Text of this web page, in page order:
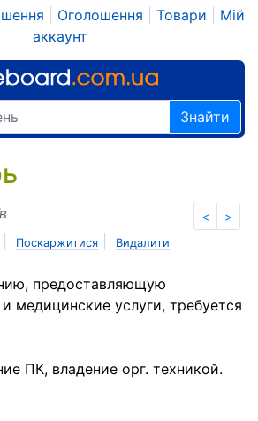
Оголошення Товари
Мій
аккаунт
Знайти
< >
Поскаржитися Видалити
предоставляющую
медицинские услуги, требуется
ПК, владение орг. техникой.